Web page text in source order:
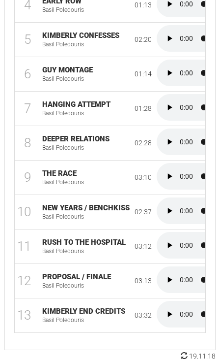
4 Basil Poledouris
01:13
5 KIMBERLY CONFESSES
Basil Poledouris
02:20
6 GUY MONTAGE
Basil Poledouris
01:14
7 HANGING ATTEMPT
Basil Poledouris
01:28
8 DEEPER RELATIONS
Basil Poledouris
02:28
9 THE RACE
Basil Poledouris
03:10
10 NEW YEARS / BENCHKISS
Basil Poledouris
02:37
11 RUSH TO THE HOSPITAL
Basil Poledouris
03:12
12 PROPOSAL / FINALE
Basil Poledouris
03:13
13 KIMBERLY END CREDITS
Basil Poledouris
03:32
19.11.18